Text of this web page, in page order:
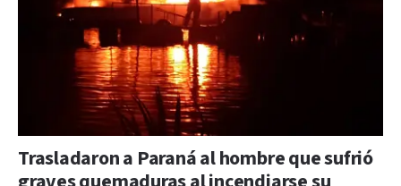
Trasladaron a Paraná al hombre que sufrió